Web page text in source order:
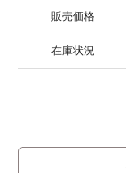
販売価格
在庫状況